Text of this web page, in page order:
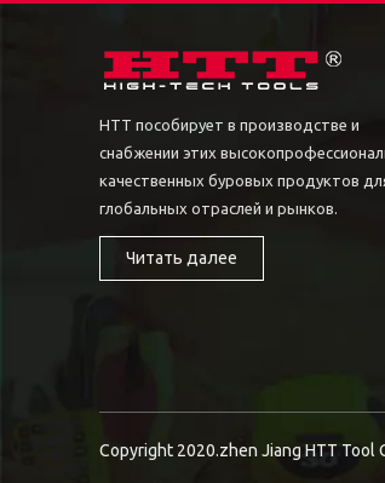
HTT пособирует в производстве и
снабжении этих
качественных буровых продуктов
глобальных отраслей и рынков.
Читать далее
Copyright 2020.zhen Jiang HTT Tool